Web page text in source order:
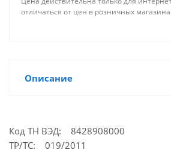
содержании органических газо- и
40°С.
Для обеспечения
отличаться от цен в розничных
Описание
Код ТН ВЭД: 8428908000
ТР/ТС: 019/2011